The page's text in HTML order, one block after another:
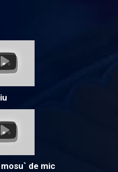
de mic